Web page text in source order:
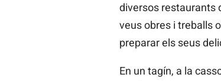
diversos restaurants
veus obres i treballs
preparar els seus
En un tagín, a la